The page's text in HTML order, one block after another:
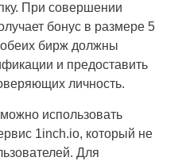
При совершении
бонус в размере 5
бирж должны
и предоставить
личность.
использовать
1inch.io, который не
Для